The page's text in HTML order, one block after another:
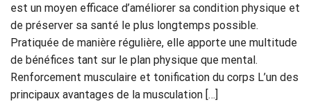
est un moyen efficace d’améliorer sa condition physique et
de préserver sa santé le plus longtemps possible.
Pratiquée de manière régulière, elle apporte une multitude
de bénéfices tant sur le plan physique que mental.
Renforcement musculaire et tonification du corps L’un des
principaux avantages de la musculation […]